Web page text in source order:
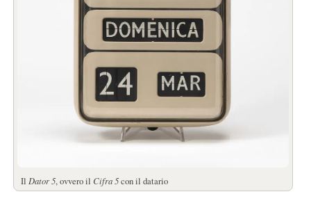
Il Dator 5, ovvero il Cifra 5con il datario